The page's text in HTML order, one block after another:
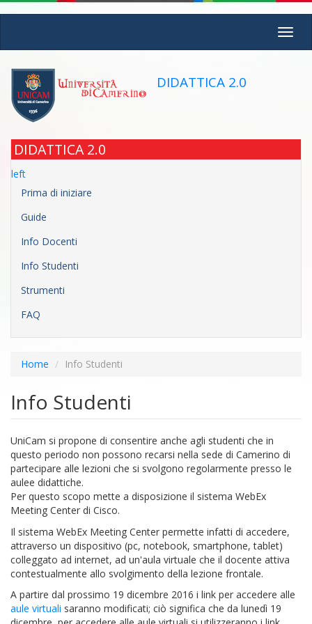
main
DIDATTICA 2.0
DIDATTICA 2.0
left
Prima di iniziare
Guide
Info Docenti
Info Studenti
Strumenti
FAQ
Home Info Studenti
Info Studenti
UniCam si propone di consentire anche agli studenti che in
questo periodo non possono recarsi nella sede di Camerino di
partecipare alle lezioni che si svolgono regolarmente presso le
aulee didattiche.
Per questo scopo mette a disposizione il sistema WebEx
Meeting Center di Cisco.
Il sistema WebEx Meeting Center permette infatti di accedere,
attraverso un dispositivo (pc, notebook, smartphone, tablet)
colleggato ad internet, ad un'aula virtuale che il docente attiva
contestualmente allo svolgimento della lezione frontale.
A partire dal prossimo 19 dicembre 2016 i link per accedere alle
aule virtuali saranno modificati; ciò significa che da lunedì 19